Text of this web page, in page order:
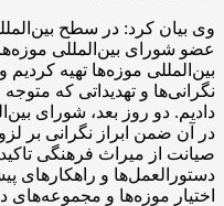
وی بیان کرد: در سطح
عضو شورای بین‌المللی
بین‌المللی موزه‌ها تهیه
نگرانی‌ها و تهدیداتی که
دادیم. دو روز بعد، شورای
در آن ضمن ابراز نگرانی بر
صیانت از میراث فرهنگی
دستورالعمل‌ها و راهکارهای
اختیار موزه‌ها و مجموعه‌های